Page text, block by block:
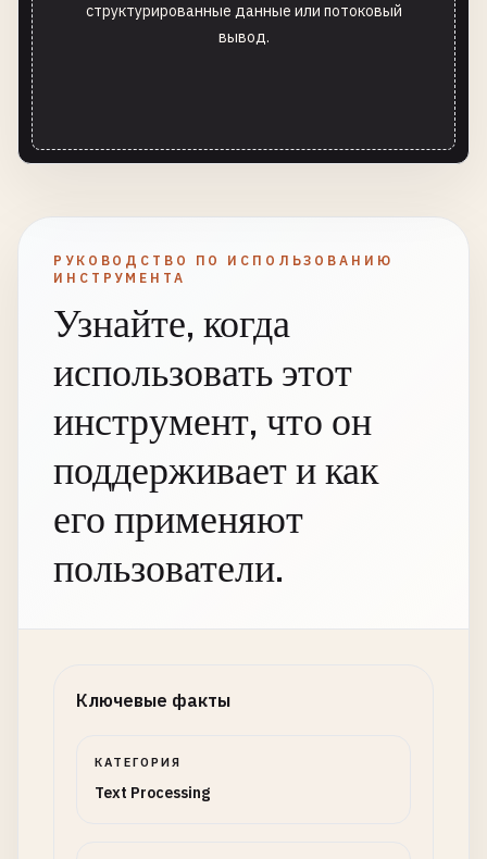
структурированные данные или потоковый
вывод.
РУКОВОДСТВО ПО ИСПОЛЬЗОВАНИЮ
ИНСТРУМЕНТА
Узнайте, когда
использовать этот
инструмент, что он
поддерживает и как
его применяют
пользователи.
Ключевые факты
КАТЕГОРИЯ
Text Processing